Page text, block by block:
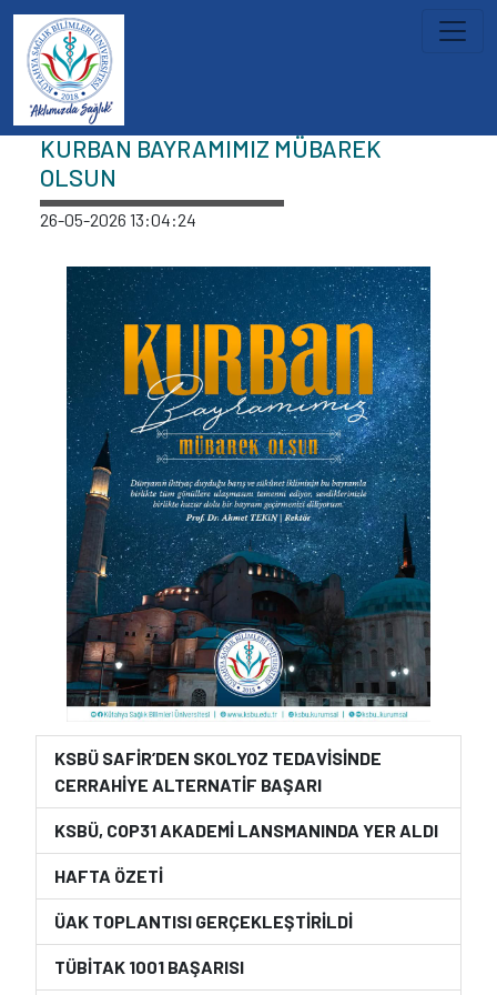
İçeriğe atla
Haberler
KURBAN BAYRAMIMIZ MÜBAREK
OLSUN
26-05-2026 13:04:24
KSBÜ SAFİR’DEN SKOLYOZ TEDAVİSİNDE
CERRAHİYE ALTERNATİF BAŞARI
KSBÜ, COP31 AKADEMİ LANSMANINDA YER ALDI
HAFTA ÖZETİ
ÜAK TOPLANTISI GERÇEKLEŞTİRİLDİ
TÜBİTAK 1001 BAŞARISI